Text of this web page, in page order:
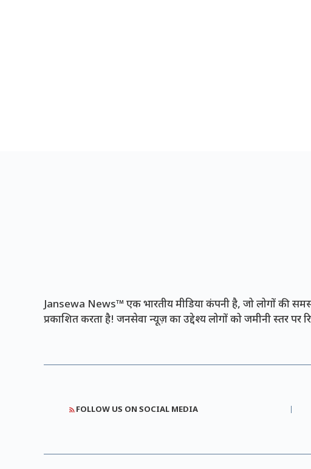
Jansewa News™ एक भारतीय मीडिया कंपनी है, जो लोगों की
प्रकाशित करता है! जनसेवा न्यूज़ का उद्देश्य लोगों को जमीनी स्तर पर
FOLLOW US ON SOCIAL MEDIA